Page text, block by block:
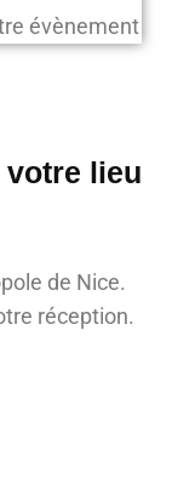
évènement
lieu
de Nice.
réception.